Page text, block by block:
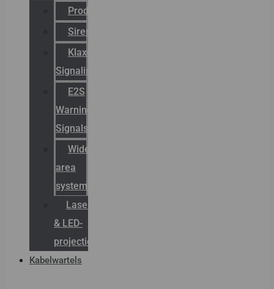
Productcatalogus
Sirena
Klaxon
Signaling
E2S
Warning
Signals
Wide
area
systemen
Laserbelijning
& LED-
projectie
Kabelwartels